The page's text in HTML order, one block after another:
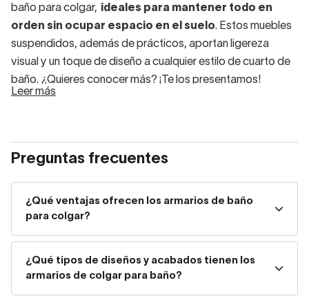
baño para colgar,
ideales para mantener todo en
orden sin ocupar espacio en el suelo. Estos muebles
suspendidos, además de prácticos, aportan ligereza
visual y un toque de diseño a cualquier estilo de cuarto de
baño. ¿Quieres conocer más? ¡Te los presentamos!
Los armarios de colgar para baño se han convertido en
tendencia al alza
mobiliario se adapta perfectamente a cualquier necesidad
de almacenaje sin saturar el ambiente. ¿Sabes por qué?
Porque en nuestro catálogo tenemos multitud de modelos
para asegurarnos deque cada uno de vosotros
encuentre el modelo ideal para su aseo, sin
Leer más
Preguntas frecuentes
¿Qué ventajas ofrecen los armarios de baño
para colgar?
¿Qué tipos de diseños y acabados tienen los
armarios de colgar para baño?